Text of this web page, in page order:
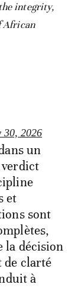
integrity,
African
30, 2026
un
et
sont
la décision
de clarté
à